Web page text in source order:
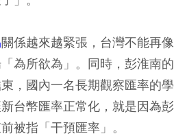
關係越來越緊張，台灣不能再像
為所欲為」。同時，彭淮南的
，國內一名長期觀察匯率的學
台幣匯率正常化，就是因為彭
被指「干預匯率」。